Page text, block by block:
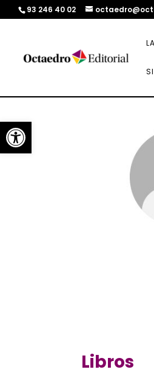
Abrir barra de herramientas
93 246 40 02
Libros